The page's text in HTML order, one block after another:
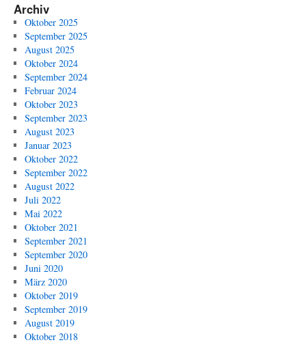
Archiv
Oktober 2025
September 2025
August 2025
Oktober 2024
September 2024
Februar 2024
Oktober 2023
September 2023
August 2023
Januar 2023
Oktober 2022
September 2022
August 2022
Juli 2022
Mai 2022
Oktober 2021
September 2021
September 2020
Juni 2020
März 2020
Oktober 2019
September 2019
August 2019
Oktober 2018